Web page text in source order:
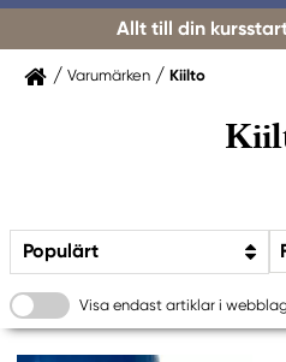
Allt till din
Varumärken Kiilto
Populärt
Visa endast artiklar i